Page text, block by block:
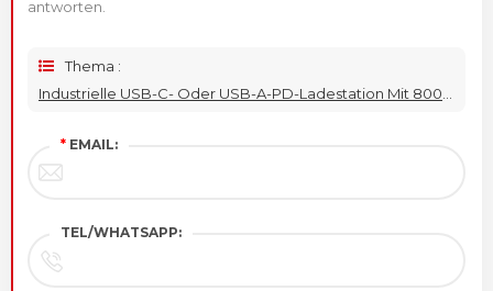
antworten.
Thema :
* EMAIL:
TEL/WHATSAPP: